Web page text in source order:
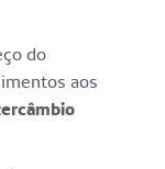
do
aos